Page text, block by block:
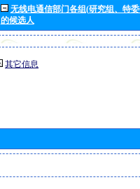
无线电通信部门各组(研究组、特
的候选人
其它信息